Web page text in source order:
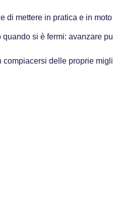
di mettere in pratica e in
si è fermi: avanzare
delle proprie